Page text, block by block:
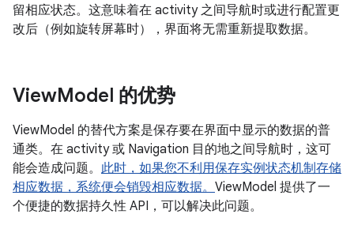
留相应状态。这意味着在 activity 之间导航时或进行配置更
改后（例如旋转屏幕时），界面将无需重新提取数据。
ViewModel 的优势
ViewModel 的替代方案是保存要在界面中显示的数据的普
通类。在 activity 或 Navigation 目的地之间导航时，这可
能会造成问题。 此时，如果您不利用保存实例状态机制存储
相应数据，系统便会销毁相应数据。 ViewModel 提供了一
个便捷的数据持久性 API，可以解决此问题。